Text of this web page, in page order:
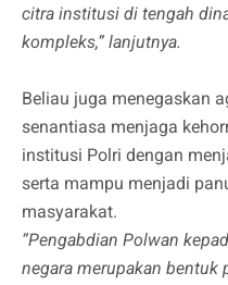
citra institusi di tengah
kompleks,” lanjutnya.
Beliau juga menegaskan
senantiasa menjaga
institusi Polri dengan
serta mampu menjadi
masyarakat.
“Pengabdian Polwan
negara merupakan bentuk